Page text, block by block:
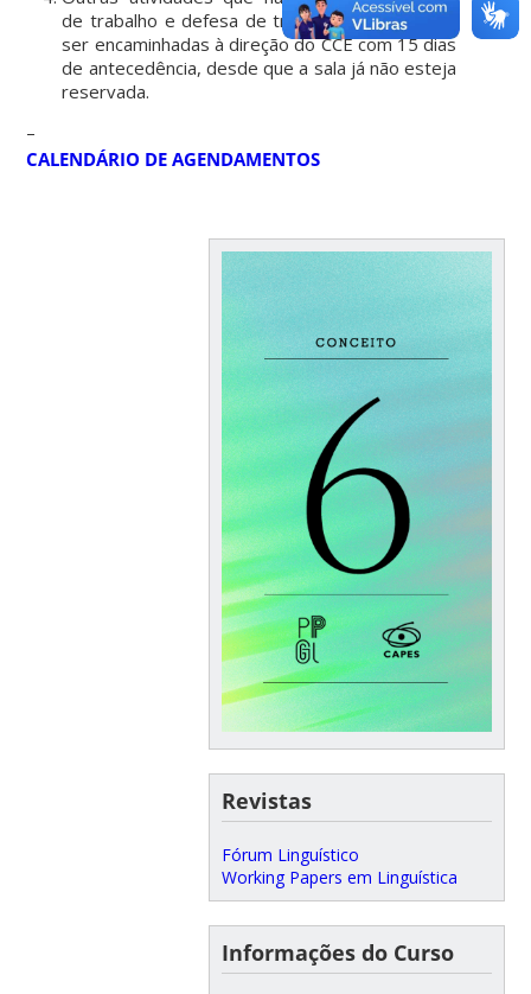
de trabalho e defesa de trabalho final poderão
ser encaminhadas à direção do CCE com 15 dias
de antecedência, desde que a sala já não esteja
reservada.
–
CALENDÁRIO DE AGENDAMENTOS
Revistas
Fórum Linguístico
Working Papers em Linguística
Informações do Curso